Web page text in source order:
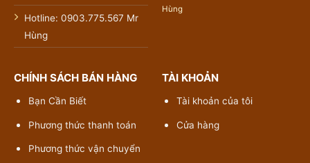
Hotline: 0903.775.567 Mr
Hùng
Hùng
CHÍNH SÁCH BÁN HÀNG
Bạn Cần Biết
Phương thức thanh toán
Phương thức vận chuyển
TÀI KHOẢN
Tài khoản của tôi
Cửa hàng